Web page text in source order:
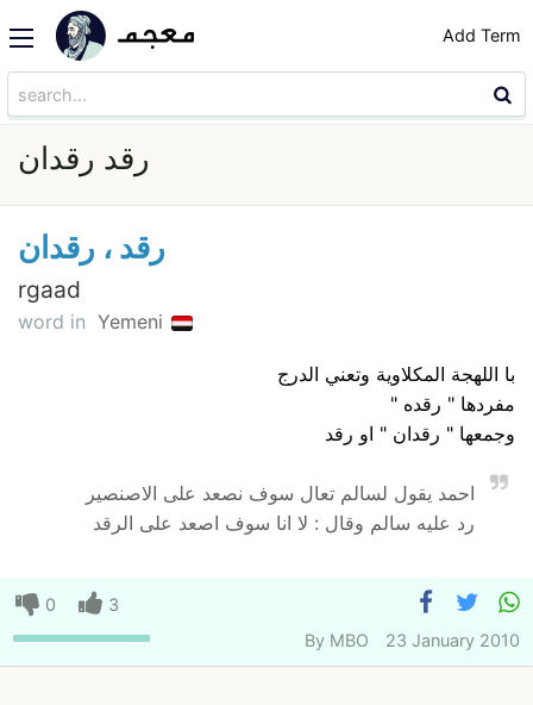
Add Term
رقد رقدان
رقد ، رقدان
rgaad
word in Yemeni
با اللهجة المكلاوية وتعني الدرج
مفردها " رقده "
وجمعها " رقدان " او رقد
احمد يقول لسالم تعال سوف نصعد على الاصنصير
رد عليه سالم وقال : لا انا سوف اصعد على الرقد
0
3
By MBO 23 January 2010